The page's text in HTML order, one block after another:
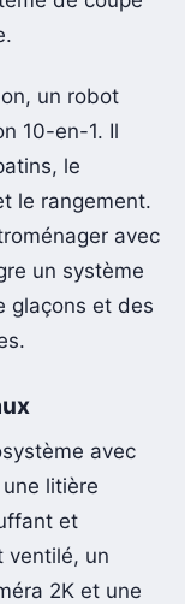
un robot
10-en-1. Il
le
le rangement.
avec
un système
glaçons et des
avec
litière
et
ventilé, un
2K et une